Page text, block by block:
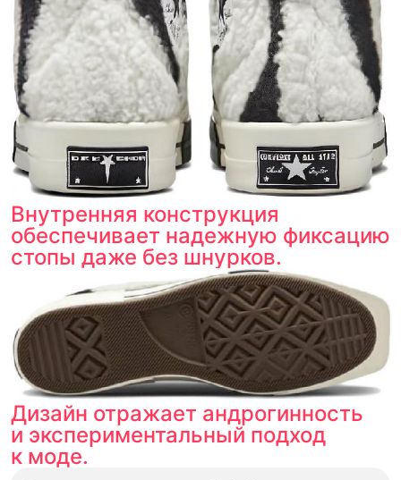
Внутренняя конструкция
обеспечивает надежную фиксацию
стопы даже без шнурков.
Дизайн отражает андрогинность
и экспериментальный подход
к моде.